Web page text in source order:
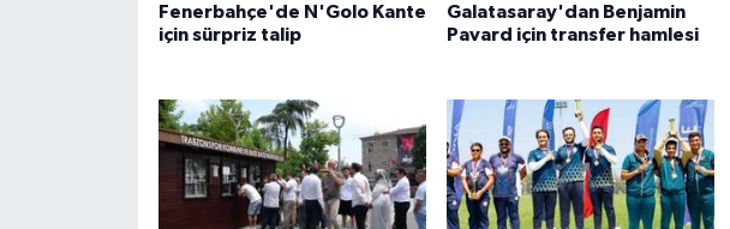
Fenerbahçe'de N'Golo Kante
için sürpriz talip
Galatasaray'dan Benjamin
Pavard için transfer hamlesi